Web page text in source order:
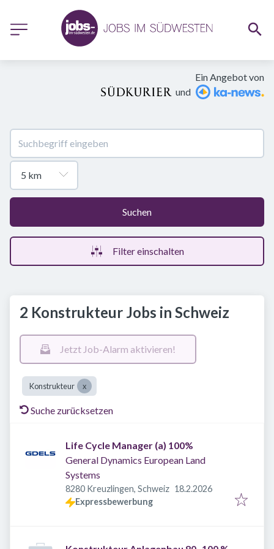
Ein Angebot von
und
Suchen
Filter einschalten
2 Konstrukteur Jobs in Schweiz
Jetzt Job-Alarm aktivieren!
Konstrukteur
Suche zurücksetzen
Life Cycle Manager (a) 100%
General Dynamics European Land
Systems
8280 Kreuzlingen, Schweiz Veröffentlicht
18.2.2026
Expressbewerbung